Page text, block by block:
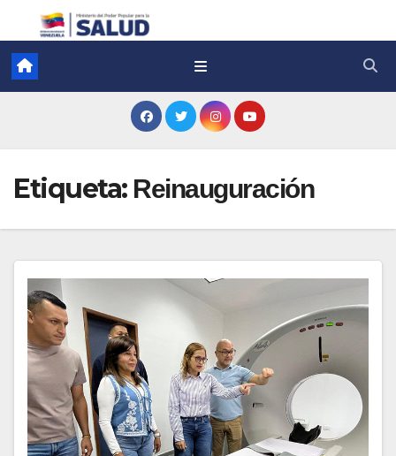
Etiqueta: Reinauguración